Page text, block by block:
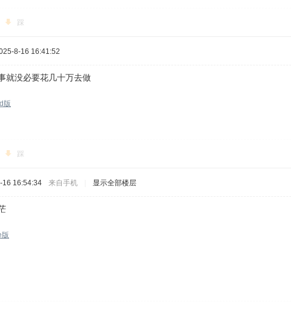
踩
8-16 16:41:52
就没必要花几十万去做
版
踩
16 16:54:34 来自手机 显示全部楼层